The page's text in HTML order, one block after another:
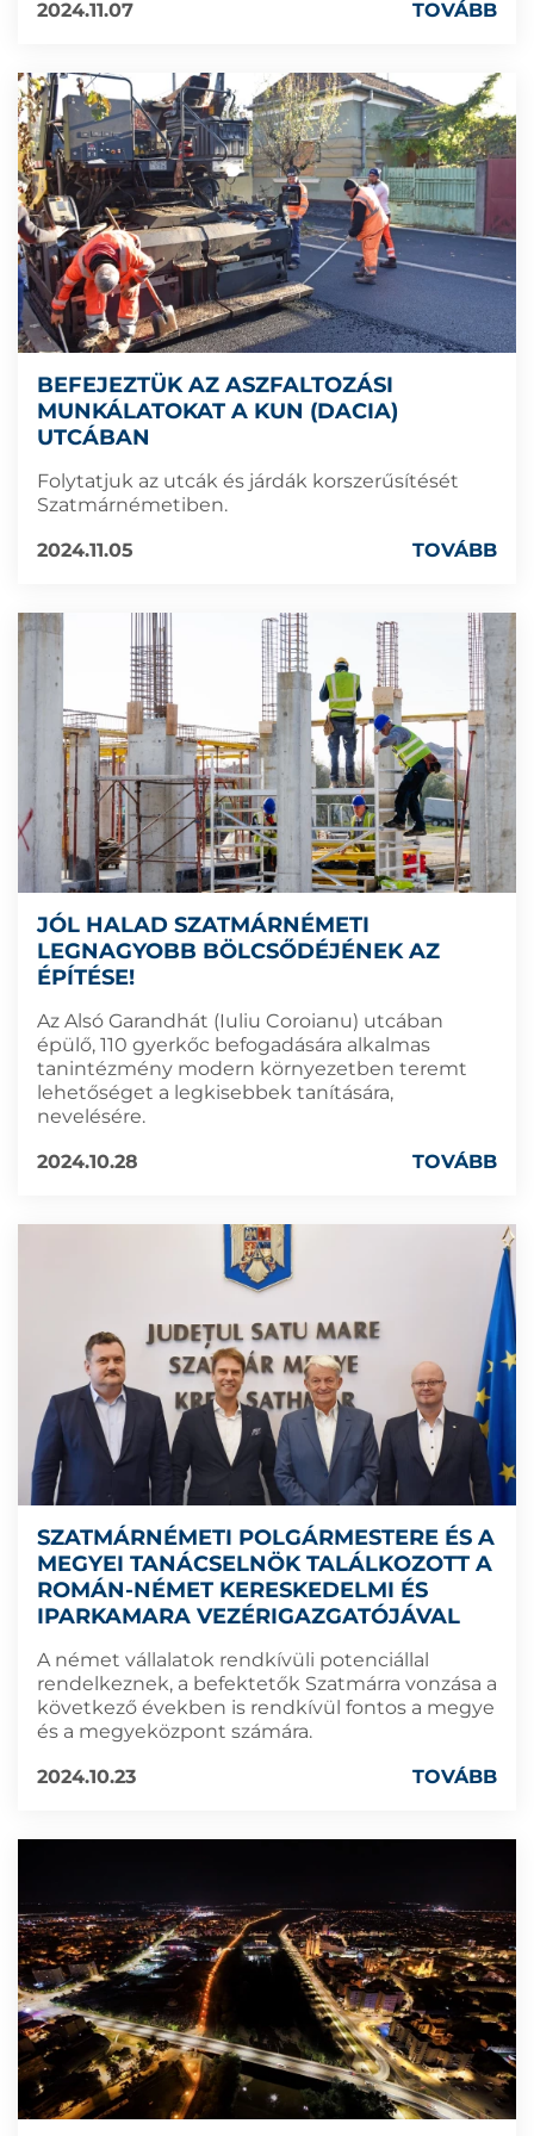
2024.11.07 TOVÁBB
BEFEJEZTÜK AZ ASZFALTOZÁSI
MUNKÁLATOKAT A KUN (DACIA)
UTCÁBAN
Folytatjuk az utcák és járdák korszerűsítését
Szatmárnémetiben.
2024.11.05
TOVÁBB
JÓL HALAD SZATMÁRNÉMETI
LEGNAGYOBB BÖLCSŐDÉJÉNEK AZ
ÉPÍTÉSE!
Az Alsó Garandhát (Iuliu Coroianu) utcában
épülő, 110 gyerkőc befogadására alkalmas
tanintézmény modern környezetben teremt
lehetőséget a legkisebbek tanítására,
nevelésére.
2024.10.28
TOVÁBB
SZATMÁRNÉMETI POLGÁRMESTERE ÉS A
MEGYEI TANÁCSELNÖK TALÁLKOZOTT A
ROMÁN-NÉMET KERESKEDELMI ÉS
IPARKAMARA VEZÉRIGAZGATÓJÁVAL
A német vállalatok rendkívüli potenciállal
rendelkeznek, a befektetők Szatmárra vonzása a
következő években is rendkívül fontos a megye
és a megyeközpont számára.
2024.10.23
TOVÁBB